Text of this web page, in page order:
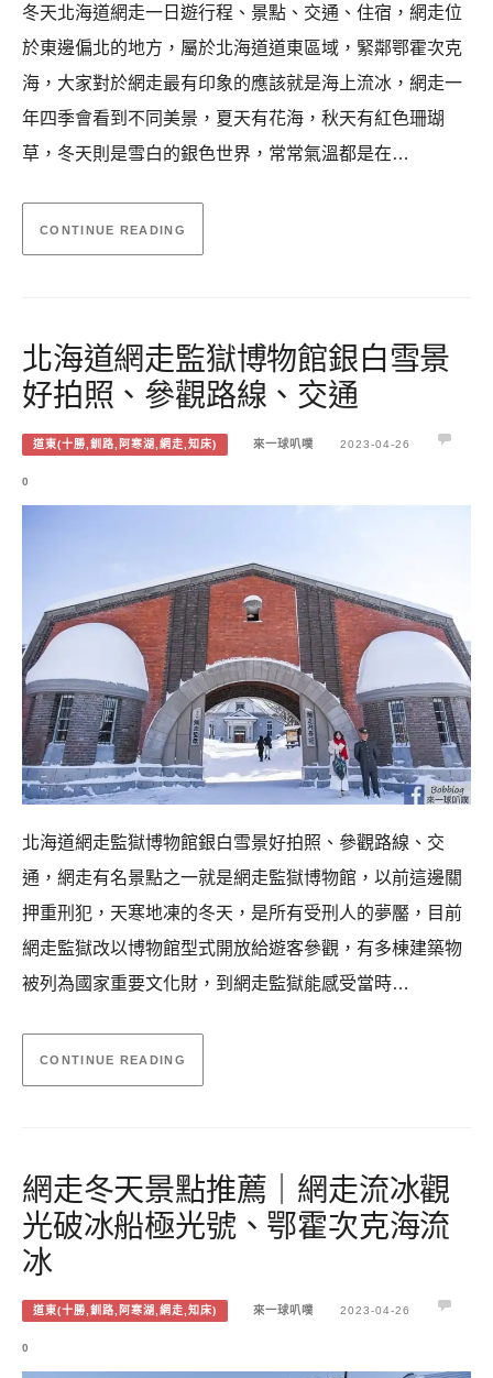
冬天北海道網走一日遊行程、景點、交通、住宿，網走位
於東邊偏北的地方，屬於北海道道東區域，緊鄰鄂霍次克
海，大家對於網走最有印象的應該就是海上流冰，網走一
年四季會看到不同美景，夏天有花海，秋天有紅色珊瑚
草，冬天則是雪白的銀色世界，常常氣溫都是在…
CONTINUE READING
北海道網走監獄博物館銀白雪景
好拍照、參觀路線、交通
道東(十勝,釧路,阿寒湖,網走,知床) 來一球叭噗 2023-04-26
0
北海道網走監獄博物館銀白雪景好拍照、參觀路線、交
通，網走有名景點之一就是網走監獄博物館，以前這邊關
押重刑犯，天寒地凍的冬天，是所有受刑人的夢靨，目前
網走監獄改以博物館型式開放給遊客參觀，有多棟建築物
被列為國家重要文化財，到網走監獄能感受當時…
CONTINUE READING
網走冬天景點推薦｜網走流冰觀
光破冰船極光號、鄂霍次克海流
冰
道東(十勝,釧路,阿寒湖,網走,知床) 來一球叭噗 2023-04-26
0